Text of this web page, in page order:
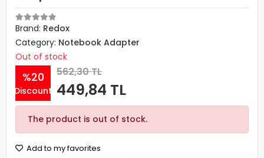
Brand: Redox
Category: Notebook Adapter
Out of stock
%20
Discount
562,30 TL
449,84 TL
The product is out of stock.
Add to my favorites